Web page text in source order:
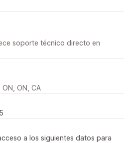
soporte técnico directo en
ON, CA
a los siguientes datos para